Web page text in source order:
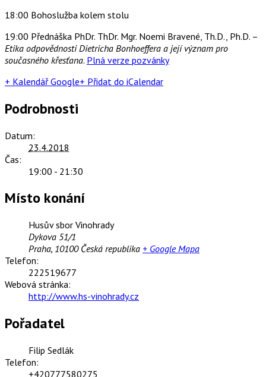
18:00 Bohoslužba kolem stolu
19:00 Přednáška PhDr. ThDr. Mgr. Noemi Bravené, Th.D., Ph.D. –
Etika odpovědnosti Dietricha Bonhoeffera a její význam pro
současného křesťana. Plná verze pozvánky
+ Kalendář Google+ Přidat do iCalendar
Podrobnosti
Datum:
23.4.2018
Čas:
19:00 - 21:30
Místo konání
Husův sbor Vinohrady
Dykova 51/1
Praha, 10100 Česká republika + Google Mapa
Telefon:
222519677
Webová stránka:
http://www.hs-vinohrady.cz
Pořadatel
Filip Sedlák
Telefon:
+420777580275